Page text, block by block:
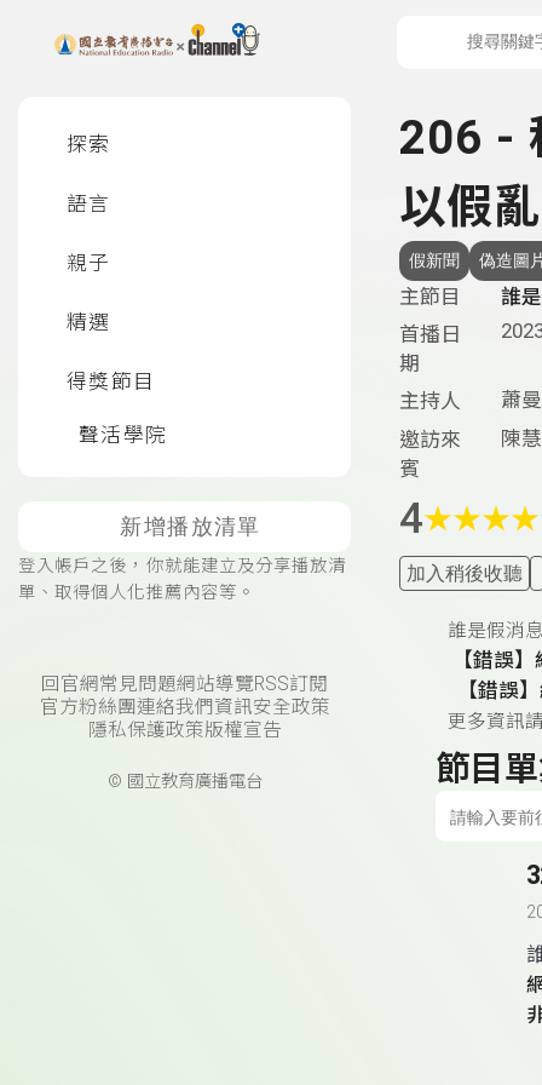
上方功能區塊
探索
語言
親子
精選
得獎節目
聲活學院
新增播放清單
登入帳戶之後，你就能建立及分享播放清
單、取得個人化推薦內容等。
回官網常見問題網站導覽RSS訂閱
官方粉絲團連絡我們 資訊安全政策
隱私保護政策版權宣告
© 國立教育廣播電台
206 -
以假
假新聞 偽造圖
主節目
誰
首播日
期
主持人
蕭
邀訪來
賓
陳
4★★★★
加入稍後收聽
誰是假消
【錯誤
【錯誤
更多資訊
節目